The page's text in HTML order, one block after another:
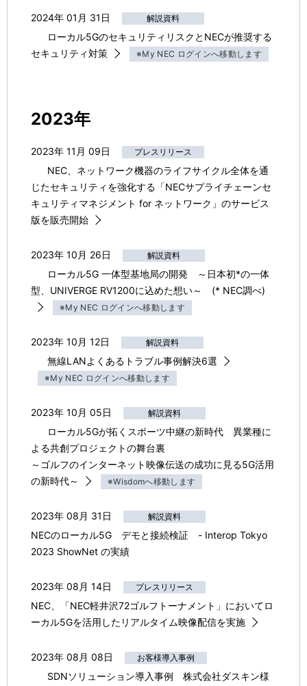
2024年 01月 31日 解説資料
ローカル5GのセキュリティリスクとNECが推奨する
セキュリティ対策
※My NEC ログインへ移動します
2023年
2023年 11月 09日 プレスリリース
NEC、ネットワーク機器のライフサイクル全体を通
じたセキュリティを強化する「NECサプライチェーンセ
キュリティマネジメント for ネットワーク」のサービス
版を販売開始
2023年 10月 26日 解説資料
ローカル5G 一体型基地局の開発 ～日本初*の一体
型、UNIVERGE RV1200に込めた想い～ (* NEC調べ)
※My NEC ログインへ移動します
2023年 10月 12日 解説資料
無線LANよくあるトラブル事例解決6選
※My NEC ログインへ移動します
2023年 10月 05日 解説資料
ローカル5Gが拓くスポーツ中継の新時代 異業種に
よる共創プロジェクトの舞台裏
～ゴルフのインターネット映像伝送の成功に見る5G活用
の新時代～
※Wisdomへ移動します
2023年 08月 31日 解説資料
NECのローカル5G デモと接続検証 - Interop Tokyo
2023 ShowNet の実績
2023年 08月 14日 プレスリリース
NEC、「NEC軽井沢72ゴルフトーナメント」においてロ
ーカル5Gを活用したリアルタイム映像配信を実施
2023年 08月 08日 お客様導入事例
SDNソリューション導入事例 株式会社ダスキン様